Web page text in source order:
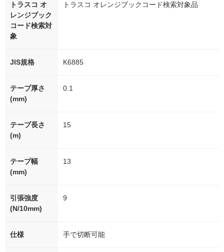
トラスコ オ
レンジブック
コード検索対
象
トラスコ オレンジブックコード検索対象品
JIS規格 K6885
テープ厚さ
(mm)
0.1
テープ長さ
(m)
15
テープ幅
(mm)
13
引張強度
(N/10mm)
9
仕様 手で切断可能